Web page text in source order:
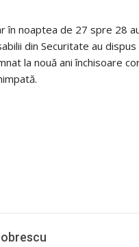
în noaptea de 27 spre 28
din Securitate au
la nouă ani închisoare